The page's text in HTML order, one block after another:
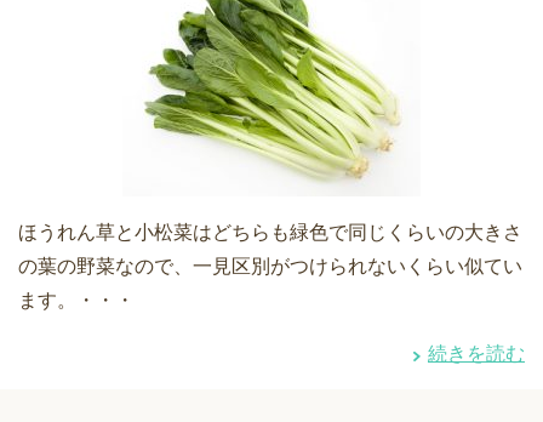
ほうれん草と小松菜はどちらも緑色で同じくらいの大きさ
の葉の野菜なので、一見区別がつけられないくらい似てい
ます。・・・
続きを読む